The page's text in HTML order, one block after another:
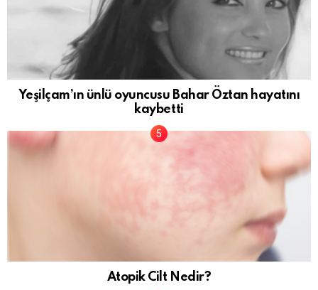
Yeşilçam’ın ünlü oyuncusu Bahar Öztan hayatını
kaybetti
Atopik Cilt Nedir?